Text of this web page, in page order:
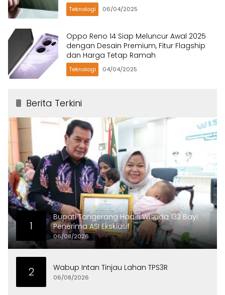
Teknologi 06/04/2025
Oppo Reno 14 Siap Meluncur Awal 2025
dengan Desain Premium, Fitur Flagship
dan Harga Tetap Ramah
Teknologi 04/04/2025
Berita Terkini
1
Bupati Tangerang Hadiri Wisuda 132 Bayi
Penerima ASI Eksklusif
06/08/2026
2 Wabup Intan Tinjau Lahan TPS3R
06/08/2026